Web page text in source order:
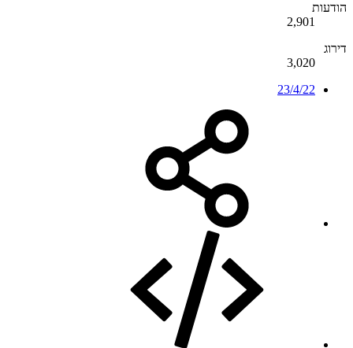
הודעות
2,901
דירוג
3,020
23/4/22